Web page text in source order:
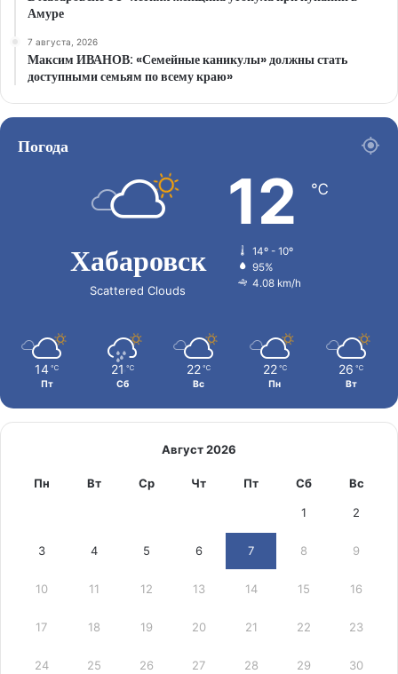
Амуре
7 августа, 2026
Максим ИВАНОВ: «Семейные каникулы» должны стать
доступными семьям по всему краю»
Погода
Хабаровск
Scattered Clouds
12 ℃
14º - 10º
95%
4.08 km/h
14 ℃
Пт
21 ℃
Сб
22 ℃
Вс
22 ℃
Пн
26 ℃
Вт
Август 2026
Пн Вт Ср Чт Пт Сб Вс
1 2
3 4 5 6 7 8 9
10 11 12 13 14 15 16
17 18 19 20 21 22 23
24 25 26 27 28 29 30